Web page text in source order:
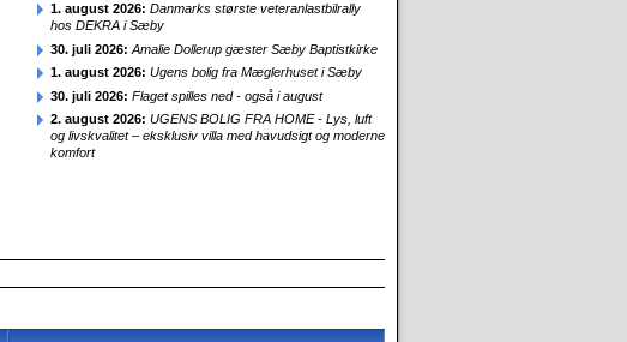
1. august 2026: Danmarks største veteranlastbilrally
hos DEKRA i Sæby
30. juli 2026: Amalie Dollerup gæster Sæby Baptistkirke
1. august 2026: Ugens bolig fra Mæglerhuset i Sæby
30. juli 2026: Flaget spilles ned - også i august
2. august 2026: UGENS BOLIG FRA HOME - Lys, luft
og livskvalitet – eksklusiv villa med havudsigt og moderne
komfort